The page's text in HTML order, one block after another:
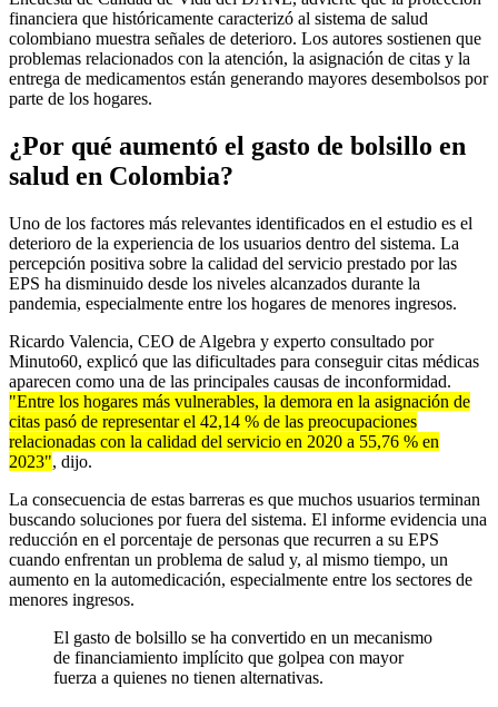
financiera que históricamente caracterizó al sistema de salud
colombiano muestra señales de deterioro. Los autores sostienen que
problemas relacionados con la atención, la asignación de citas y la
entrega de medicamentos están generando mayores desembolsos por
parte de los hogares.
¿Por qué aumentó el gasto de bolsillo en
salud en Colombia?
Uno de los factores más relevantes identificados en el estudio es el
deterioro de la experiencia de los usuarios dentro del sistema. La
percepción positiva sobre la calidad del servicio prestado por las
EPS ha disminuido desde los niveles alcanzados durante la
pandemia, especialmente entre los hogares de menores ingresos.
Ricardo Valencia, CEO de Algebra y experto consultado por
Minuto60, explicó que las dificultades para conseguir citas médicas
aparecen como una de las principales causas de inconformidad.
"Entre los hogares más vulnerables, la demora en la asignación de
citas pasó de representar el 42,14 % de las preocupaciones
relacionadas con la calidad del servicio en 2020 a 55,76 % en
2023", dijo.
La consecuencia de estas barreras es que muchos usuarios terminan
buscando soluciones por fuera del sistema. El informe evidencia una
reducción en el porcentaje de personas que recurren a su EPS
cuando enfrentan un problema de salud y, al mismo tiempo, un
aumento en la automedicación, especialmente entre los sectores de
menores ingresos.
El gasto de bolsillo se ha convertido en un mecanismo
de financiamiento implícito que golpea con mayor
fuerza a quienes no tienen alternativas.